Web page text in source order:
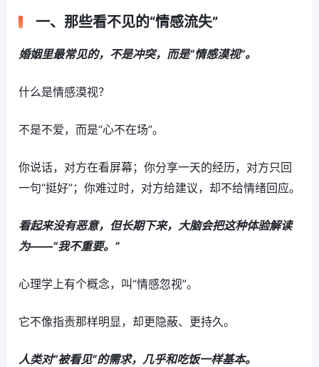
一、那些看不见的“情感流失”
婚姻里最常见的，不是冲突，而是“情感漠视”。
什么是情感漠视？
不是不爱，而是“心不在场”。
你说话，对方在看屏幕；你分享一天的经历，对方只回
一句“挺好”；你难过时，对方给建议，却不给情绪回应。
看起来没有恶意，但长期下来，大脑会把这种体验解读
为——“我不重要。”
心理学上有个概念，叫“情感忽视”。
它不像指责那样明显，却更隐蔽、更持久。
人类对“被看见”的需求，几乎和吃饭一样基本。